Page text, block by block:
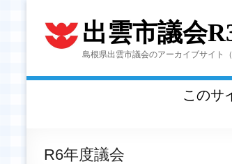
出雲市議会
島根県出雲市議会のアーカイブサイト
このサ
R6年度議会